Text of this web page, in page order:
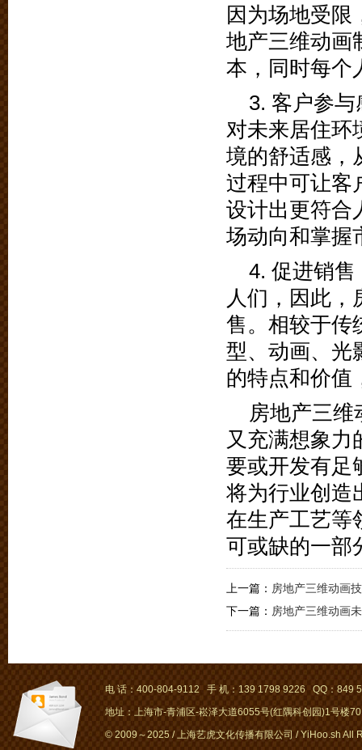
因为场地受限
地产三维动画
本，同时每个
3. 客户参
对未来居住环
境的舒适感，
过程中可让客
设计出更符合
场动向和掌握
4. 促进销
人们，因此
售。相较于传
型、动画、光
的特点和价值
房地产三
又充满想象力
要或开发有足
将为行业创造
在生产工艺等
可或缺的一部
上一篇： 房地产三维动画
下一篇： 房地产三维动画
电 话：400-804-9112 手 机：139 1798 9226 QQ：849
地址：上海市-青浦区-崧泽大道6055号(红隅科创园)1号楼
© 2009～2025 / 上海艺虎文化传播有限公司 / YiHoo.sh All